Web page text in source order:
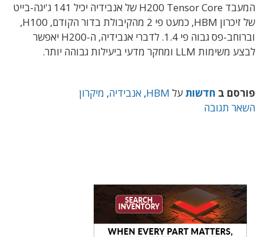
המעבד H200 Tensor Core של אנבידיה יכיל 141 ג'יגה-בייט
של זיכרון HBM, כמעט פי 2 מהקיבולת בדור הקודם, H100,
וברוחב-פס גבוה פי 1.4. לדברי אנבידיה, ה-H200 יאפשר
לבצע משימות LLM ומחקר מדעי ביעילות גבוהה יותר.
פורסם ב חדשות על HBM
, אנבידיה, מיקרון
השאר תגובה